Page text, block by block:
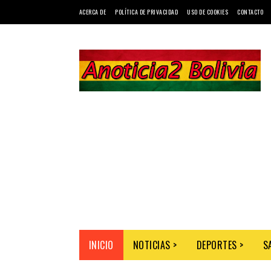
ACERCA DE POLÍTICA DE PRIVACIDAD USO DE COOKIES CONTACTO
INICIO NOTICIAS > DEPORTES >